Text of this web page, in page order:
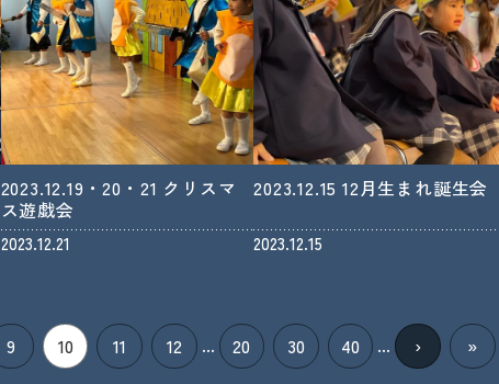
2023.12.19・20・21 クリスマ
ス遊戯会
2023.12.21
2023.12.15 12月生まれ誕生会
2023.12.15
9 10 11 12 ... 20 30 40 ... › »